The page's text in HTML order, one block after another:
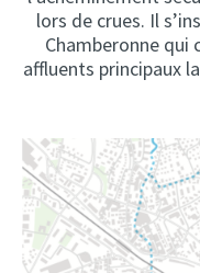
lors de crues. Il
Chamberonne
affluents principaux